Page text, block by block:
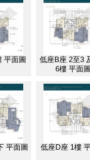
平面圖
低座B座 2至3
6樓 平面
平面圖 低座D座 1樓